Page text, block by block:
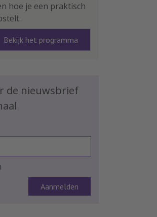
hoe je een praktisch
Bekijk het programma
de nieuwsbrief